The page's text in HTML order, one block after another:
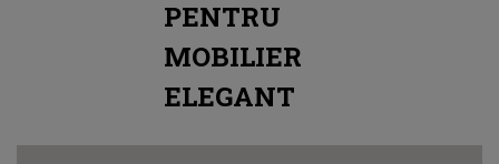
PENTRU
MOBILIER
ELEGANT